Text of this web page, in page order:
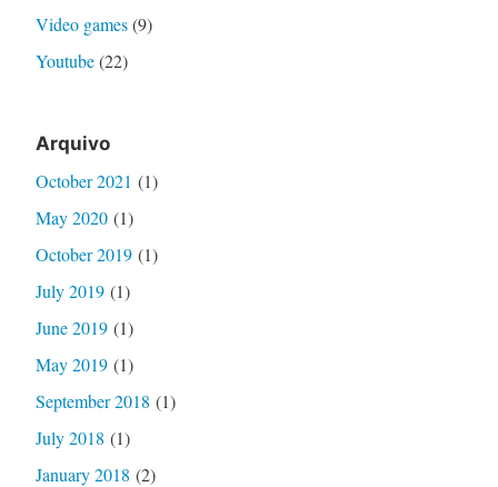
Video games(9)
Youtube(22)
Arquivo
October 2021 (1)
May 2020(1)
October 2019(1)
July 2019(1)
June 2019(1)
May 2019(1)
September 2018 (1)
July 2018 (1)
January 2018 (2)